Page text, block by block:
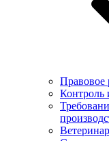
Правовое
Контроль